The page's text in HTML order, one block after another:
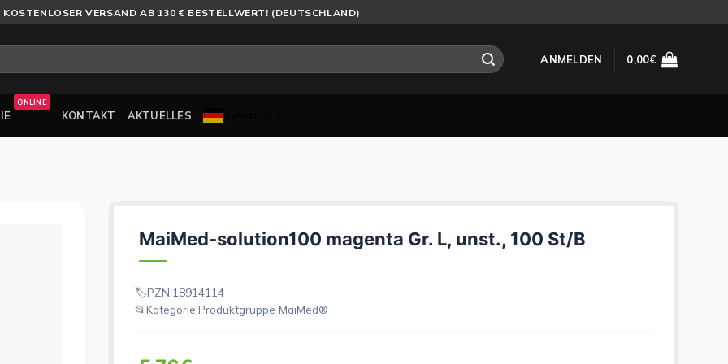
KOSTENLOSER VERSAND AB 130 € BESTELLWERT! (DEUTSCHLAND)
ANMELDEN 0,00€
ONLINE
KONTAKT AKTUELLES
MaiMed-solution100 magenta Gr. L, unst., 100 St/B
PZN:18914114
Kategorie:Produktgruppe MaiMed®